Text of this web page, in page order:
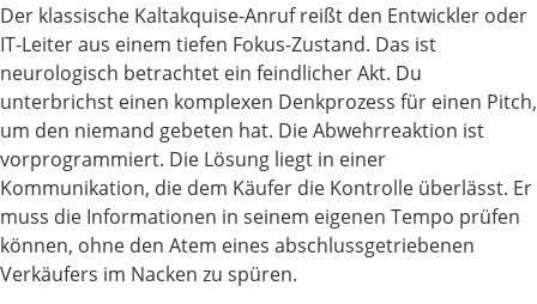
Der klassische Kaltakquise-Anruf reißt den Entwickler oder
IT-Leiter aus einem tiefen Fokus-Zustand. Das ist
neurologisch betrachtet ein feindlicher Akt. Du
unterbrichst einen komplexen Denkprozess für einen Pitch,
um den niemand gebeten hat. Die Abwehrreaktion ist
vorprogrammiert. Die Lösung liegt in einer
Kommunikation, die dem Käufer die Kontrolle überlässt. Er
muss die Informationen in seinem eigenen Tempo prüfen
können, ohne den Atem eines abschlussgetriebenen
Verkäufers im Nacken zu spüren.